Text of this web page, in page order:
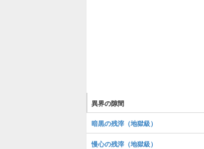
異界の隙間
暗黒の残滓（地獄級）
慢心の残滓（地獄級）